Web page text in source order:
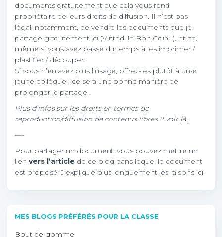
documents gratuitement que cela vous rend
propriétaire de leurs droits de diffusion. Il n’est pas
légal, notamment, de vendre les documents que je
partage gratuitement ici (Vinted, le Bon Coin…), et ce,
même si vous avez passé du temps à les imprimer /
plastifier / découper.
Si vous n’en avez plus l’usage, offrez-les plutôt à un•e
jeune collègue : ce sera une bonne manière de
prolonger le partage.
Plus d’infos sur les droits en termes de
reproduction/diffusion de contenus libres ? voir là.
—-
Pour partager un document, vous pouvez mettre un
lien vers l’article de ce blog dans lequel le document
est proposé. J’explique plus longuement les raisons ici.
MES BLOGS PRÉFÉRÉS POUR LA CLASSE
Bout de gomme